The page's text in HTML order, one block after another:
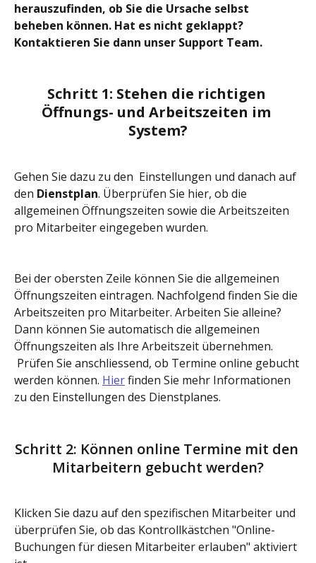
herauszufinden, ob Sie die Ursache selbst
beheben können. Hat es nicht geklappt?
Kontaktieren Sie dann unser Support Team.
Schritt 1: Stehen die richtigen
Öffnungs- und Arbeitszeiten im
System?
Gehen Sie dazu zu den  Einstellungen und danach auf
den Dienstplan. Überprüfen Sie hier, ob die
allgemeinen Öffnungszeiten sowie die Arbeitszeiten
pro Mitarbeiter eingegeben wurden.
Bei der obersten Zeile können Sie die allgemeinen
Öffnungszeiten eintragen. Nachfolgend finden Sie die
Arbeitszeiten pro Mitarbeiter. Arbeiten Sie alleine?
Dann können Sie automatisch die allgemeinen
Öffnungszeiten als Ihre Arbeitszeit übernehmen.
Prüfen Sie anschliessend, ob Termine online gebucht
werden können. Hier finden Sie mehr Informationen
zu den Einstellungen des Dienstplanes.
Schritt 2: Können online Termine mit den
Mitarbeitern gebucht werden?
Klicken Sie dazu auf den spezifischen Mitarbeiter und
überprüfen Sie, ob das Kontrollkästchen "Online-
Buchungen für diesen Mitarbeiter erlauben" aktiviert